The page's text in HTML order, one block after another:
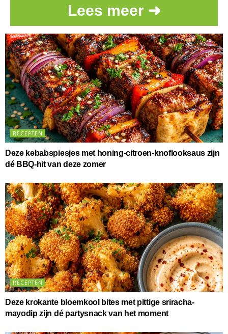
Lees meer ➜
RECEPTEN
Deze kebabspiesjes met honing-citroen-knoflooksaus zijn
dé BBQ-hit van deze zomer
RECEPTEN
Deze krokante bloemkool bites met pittige sriracha-
mayodip zijn dé partysnack van het moment